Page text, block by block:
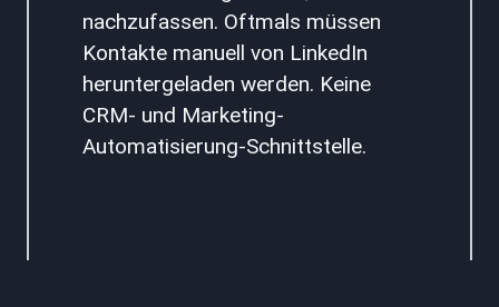
nachzufassen. Oftmals müssen
Kontakte manuell von LinkedIn
heruntergeladen werden. Keine
CRM- und Marketing-
Automatisierung-Schnittstelle.